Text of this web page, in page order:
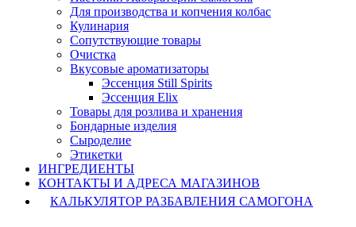
Для производства и копчения колбас
Кулинария
Сопутствующие товары
Очистка
Вкусовые ароматизаторы
Эссенция Still Spirits
Эссенция Elix
Товары для розлива и хранения
Бондарные изделия
Cыроделие
Этикетки
ИНГРЕДИЕНТЫ
КОНТАКТЫ И АДРЕСА МАГАЗИНОВ
КАЛЬКУЛЯТОР РАЗБАВЛЕНИЯ САМОГОНА